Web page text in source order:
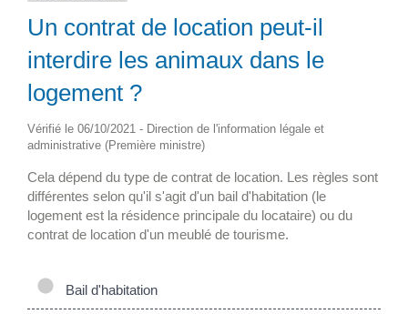
Un contrat de location peut-il
interdire les animaux dans le
logement ?
Vérifié le 06/10/2021 - Direction de l'information légale et
administrative (Première ministre)
Cela dépend du type de contrat de location. Les règles sont
différentes selon qu'il s'agit d'un bail d'habitation (le
logement est la résidence principale du locataire) ou du
contrat de location d'un meublé de tourisme.
Bail d'habitation